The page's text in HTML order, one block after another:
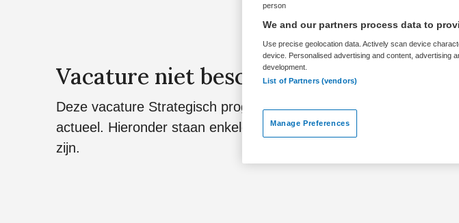
Vacature niet beschikbaar
Deze vacature Strategisch programmamanager ‘Poli van
actueel. Hieronder staan enkele vergelijkbare vacatures die voor u
zijn.
person
We and our partners process data to
Use precise geolocation data. Actively scan device
device. Personalised advertising and content, advertising
development.
List of Partners (vendors)
Manage Preferences